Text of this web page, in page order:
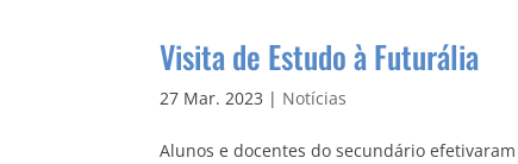
Visita de Estudo à Futurália
27 Mar. 2023 | Notícias
Alunos e docentes do secundário